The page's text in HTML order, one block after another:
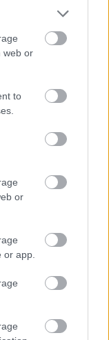
web or
to
or
app.
como
en las
importante
resistencia a la
de CLA, es
de la
a
que los
de salud.
entre el
grasas trans